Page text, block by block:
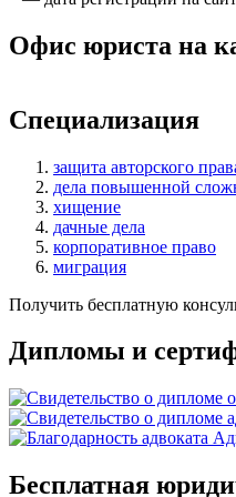
Офис юриста на
+
Специализация
защита авторского
дела повышенной
хищение
дачные дела
корпоративное право
миграция
Получить бесплатную
Дипломы и
Бесплатная